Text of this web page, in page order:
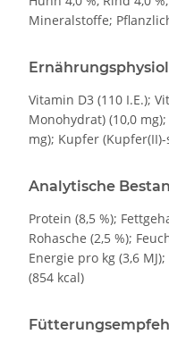
Mineralstoffe;
Vitamin D3 (110 I.E.);
Monohydrat) (10,0
mg); Kupfer
Analytische
Protein (8,5 %);
Rohasche (2,5 %);
Energie pro kg (3,6
(854 kcal)